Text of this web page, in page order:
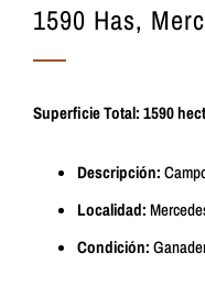
1590 Has,
Superficie Total: 1590
Descripción:
Localidad:
Condición: